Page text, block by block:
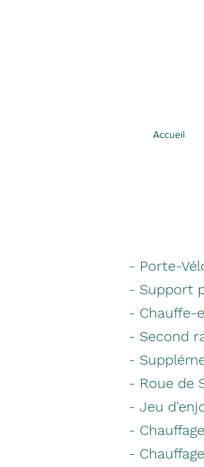
Accueil
- Porte-
- Support
- Chauffe-
- Second
-
- Roue de
- Jeu
-
-